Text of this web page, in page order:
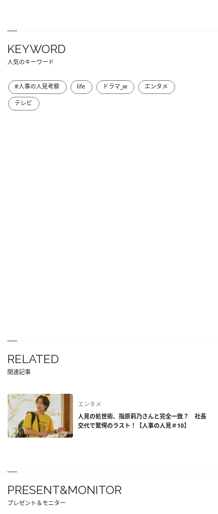
KEYWORD
人気のキーワード
#人事の人見考察 life ドラマ_w
エンタメ
テレビ
RELATED
関連記事
エンタメ
人見の処世術、指原莉乃さんと完全一致？ 社長
交代で驚愕のラスト！【人事の人見＃10】
PRESENT&MONITOR
プレゼント＆モニター